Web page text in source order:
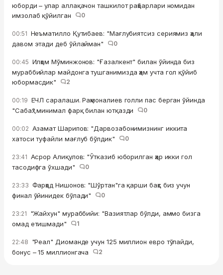
юборди – улар аллақачон ташкилот раҳбарлари номидан
имзолаб қўйилган
0
00:51 Неъматилло Қутибаев: "Мағлубиятсиз сериямиз ҳали
давом этади деб ўйлайман"
0
00:45 Илҳом Мўминжонов: "Ғазалкент" билан ўйинда биз
мураббийлар майдонга тушганимизда ҳам учта гол қўйиб
юбормасдик"
2
00:19 ЕЧЛ саралаши. Раҳмоналиев голли пас берган ўйинда
"Сабаҳ" минимал фарқ билан ютқазди
0
00:02 Азамат Шарипов: "Дарвозабонимизнинг иккита
хатоси туфайли мағлуб бўлдик"
0
23:41 Асрор Алиқулов: "Ўтказиб юборилган ҳар икки гол
тасодифга ўхшади"
0
23:33 Фарҳод Нишонов: "Шўртан"га қарши баҳс биз учун
финал ўйинидек бўлади"
0
23:21 "Жайхун" мураббийи: "Вазиятлар бўлди, аммо бизга
омад етишмади"
1
22:48 "Реал" Диоманде учун 125 миллион евро тўлайди,
бонус – 15 миллионгача
2